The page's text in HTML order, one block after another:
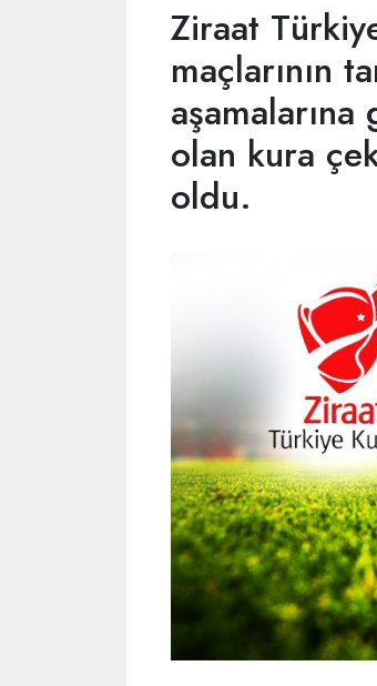
Ziraat
maçlarının
olan kura
oldu.